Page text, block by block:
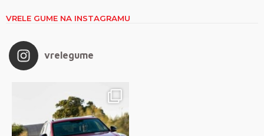
VRELE GUME NA INSTAGRAMU
vrelegume